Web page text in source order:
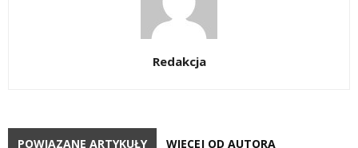
Redakcja
POWIĄZANE ARTYKUŁY WIĘCEJ OD AUTORA